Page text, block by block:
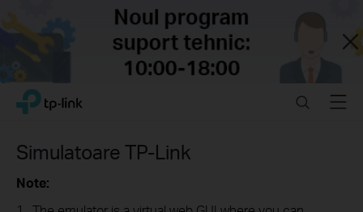
Close
Click
navigation
TP-Link, Reliably Smart SearchMenu
Simulatoare TP-Link
Note: